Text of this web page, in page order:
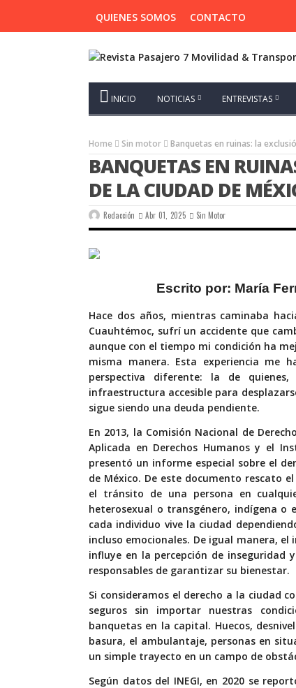
QUIENES SOMOS CONTACTO
INICIO NOTICIAS ENTREVISTAS
Home Sin motor Banquetas en ruinas: la
BANQUETAS EN
DE LA CIUDAD DE
Redacción Abr 01, 2025 Sin Motor
Escrito por: María
Hace dos años, mientras caminaba
Cuauhtémoc, sufrí un accidente que
aunque con el tiempo mi condición ha
misma manera. Esta experiencia me
perspectiva diferente: la de
infraestructura accesible para
sigue siendo una deuda pendiente.
En 2013, la Comisión Nacional de
Aplicada en Derechos Humanos y el
presentó un informe especial sobre el
de México. De este documento rescato
el tránsito de una persona en
heterosexual o transgénero, indígena o
cada individuo vive la ciudad
incluso emocionales. De igual manera,
influye en la percepción de inseguridad
responsables de garantizar su bienestar.
Si consideramos el derecho a la ciudad
seguros sin importar nuestras
banquetas en la capital. Huecos,
basura, el ambulantaje, personas en
un simple trayecto en un campo de
Según datos del INEGI, en 2020 se